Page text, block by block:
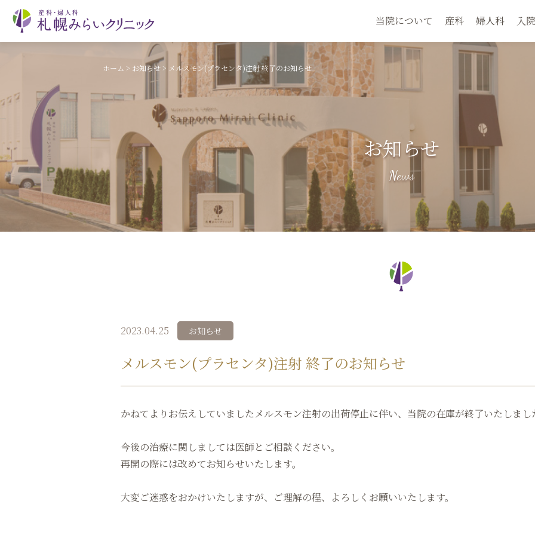
当院について 産科 婦人科 入
ホーム > お知らせ > メルスモン(プラセンタ)注射 終了のお知らせ
お知らせ
2023.04.25 お知らせ
メルスモン(プラセンタ)注射 終了のお知らせ
かねてよりお伝えしていましたメルスモン注射の出荷停止に伴い、当院の在庫が終了いたしまし
今後の治療に関しましては医師とご相談ください。
再開の際には改めてお知らせいたします。
大変ご迷惑をおかけいたしますが、ご理解の程、よろしくお願いいたします。